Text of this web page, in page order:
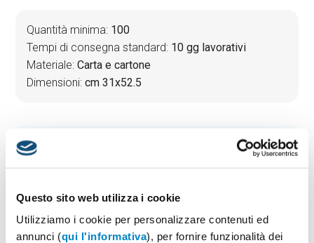
Questo sito web utilizza i cookie
Utilizziamo i cookie per personalizzare contenuti ed
annunci (qui l'informativa), per fornire funzionalità dei
Quantità minima: 100
Tempi di consegna standard: 10 gg lavorativi
Materiale:Carta e cartone
Dimensioni:cm 31x52.5
PREVENTIVO & BOZZA GRATUITA
Potrai indicare successivamente la suddivisione per
1 Seleziona il colore: